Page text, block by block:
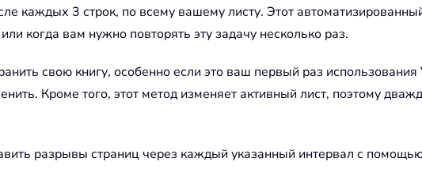
каждых 3 строк, по всему вашему листу. Этот
когда вам нужно повторять эту задачу несколько раз.
свою книгу, особенно если это ваш первый раз
Кроме того, этот метод изменяет активный лист, поэтому
разрывы страниц через каждый указанный интервал с